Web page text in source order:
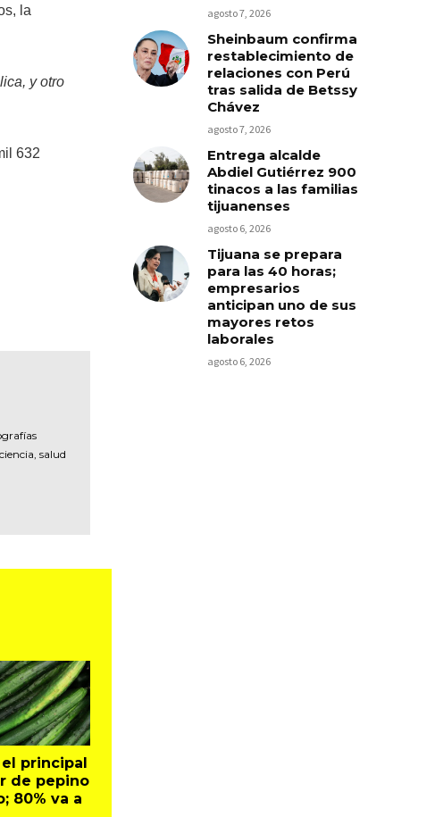
la
y otro
632
salud
principal
de pepino
80% va a
agosto 7, 2026
Sheinbaum confirma
restablecimiento de
relaciones con Perú
tras salida de Betssy
Chávez
agosto 7, 2026
Entrega alcalde
Abdiel Gutiérrez 900
tinacos a las familias
tijuanenses
agosto 6, 2026
Tijuana se prepara
para las 40 horas;
empresarios
anticipan uno de sus
mayores retos
laborales
agosto 6, 2026